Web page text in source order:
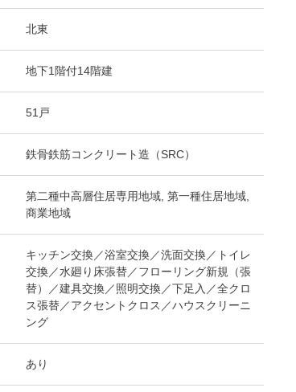
北東
地下1階付14階建
51戸
鉄骨鉄筋コンクリート造（SRC）
第二種中高層住居専用地域, 第一種住居地域,
商業地域
キッチン交換／浴室交換／洗面交換／トイレ
交換／水廻り床張替／フローリング新規（張
替）／建具交換／照明交換／下足入／全クロ
ス張替／アクセントクロス／ハウスクリーニ
ング
あり